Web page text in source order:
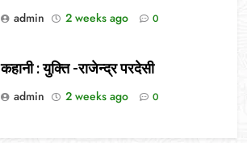
admin
2 weeks ago 0
कहानी : युक्ति -राजेन्द्र परदेसी
admin
2 weeks ago 0